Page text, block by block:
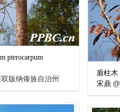
pterocarpum
版纳傣族自治州
盾柱木
宋鼎 @